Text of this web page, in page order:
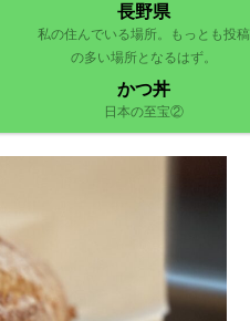
長野県
私の住んでいる場所。もっとも投稿
の多い場所となるはず。
かつ丼
日本の至宝②
調整のチャイ